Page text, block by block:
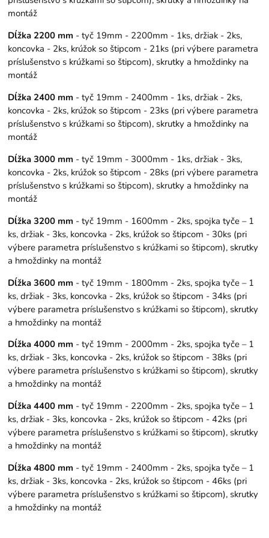
montáž
Dĺžka 2200 mm - tyč 19mm - 2200mm - 1ks, držiak - 2ks,
koncovka - 2ks, krúžok so štipcom - 21ks (pri výbere parametra
príslušenstvo s krúžkami so štipcom), skrutky a hmoždinky na
montáž
Dĺžka 2400 mm - tyč 19mm - 2400mm - 1ks, držiak - 2ks,
koncovka - 2ks, krúžok so štipcom - 23ks (pri výbere parametra
príslušenstvo s krúžkami so štipcom), skrutky a hmoždinky na
montáž
Dĺžka 3000 mm - tyč 19mm - 3000mm - 1ks, držiak - 3ks,
koncovka - 2ks, krúžok so štipcom - 28ks (pri výbere parametra
príslušenstvo s krúžkami so štipcom), skrutky a hmoždinky na
montáž
Dĺžka 3200 mm - tyč 19mm - 1600mm - 2ks, spojka tyče – 1
ks, držiak - 3ks, koncovka - 2ks, krúžok so štipcom - 30ks (pri
výbere parametra príslušenstvo s krúžkami so štipcom), skrutky
a hmoždinky na montáž
Dĺžka 3600 mm - tyč 19mm - 1800mm - 2ks, spojka tyče – 1
ks, držiak - 3ks, koncovka - 2ks, krúžok so štipcom - 34ks (pri
výbere parametra príslušenstvo s krúžkami so štipcom), skrutky
a hmoždinky na montáž
Dĺžka 4000 mm - tyč 19mm - 2000mm - 2ks, spojka tyče – 1
ks, držiak - 3ks, koncovka - 2ks, krúžok so štipcom - 38ks (pri
výbere parametra príslušenstvo s krúžkami so štipcom), skrutky
a hmoždinky na montáž
Dĺžka 4400 mm - tyč 19mm - 2200mm - 2ks, spojka tyče – 1
ks, držiak - 3ks, koncovka - 2ks, krúžok so štipcom - 42ks (pri
výbere parametra príslušenstvo s krúžkami so štipcom), skrutky
a hmoždinky na montáž
Dĺžka 4800 mm - tyč 19mm - 2400mm - 2ks, spojka tyče – 1
ks, držiak - 3ks, koncovka - 2ks, krúžok so štipcom - 46ks (pri
výbere parametra príslušenstvo s krúžkami so štipcom), skrutky
a hmoždinky na montáž